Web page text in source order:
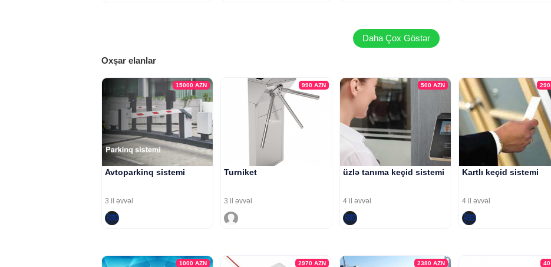
Daha Çox Göstər
Oxşar elanlar
15000 AZN
Avtoparkinq sistemi
3 il əvvəl
990 AZN
Turniket
3 il əvvəl
500 AZN
üzlə tanıma keçid sistemi
4 il əvvəl
290
Kartlı keçid sistemi
4 il əvvəl
1000 AZN 2970 AZN 2380 AZN 40